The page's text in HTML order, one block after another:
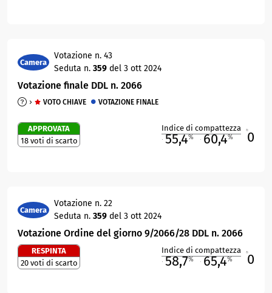
Camera
Votazione n. 43
Seduta n. 359 del 3 ott 2024
Votazione finale DDL n. 2066
VOTO CHIAVE VOTAZIONE FINALE
APPROVATA
18 voti di scarto
Indice di compattezza
55,4% 60,4% 0
Camera
Votazione n. 22
Seduta n. 359 del 3 ott 2024
Votazione Ordine del giorno 9/2066/28 DDL n. 2066
RESPINTA
20 voti di scarto
Indice di compattezza
58,7% 65,4% 0